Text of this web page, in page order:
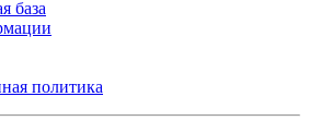
база
политика